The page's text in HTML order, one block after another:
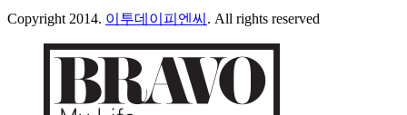
Copyright 2014. 이투데이피엔씨 . All rights reserved